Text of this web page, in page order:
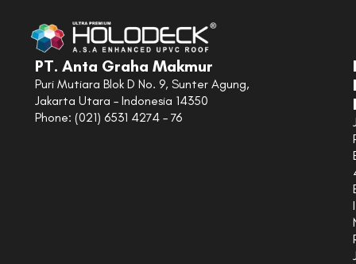
PT. Anta Graha Makmur
Puri Mutiara Blok D No. 9, Sunter Agung,
Jakarta Utara – Indonesia 14350
Phone: (021) 6531 4274 – 76
I